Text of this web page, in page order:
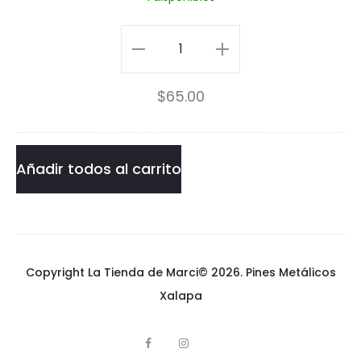
y
i
n
Snoopy
Pin
cantidad
$65.00
Añadir todos al carrito
Copyright La Tienda de Marci© 2026.Pines Metálicos
Xalapa